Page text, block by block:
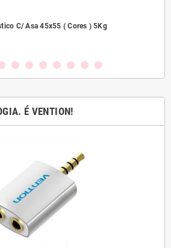
C/ Asa 45x55 ( Cores ) 5Kg
É VENTION!